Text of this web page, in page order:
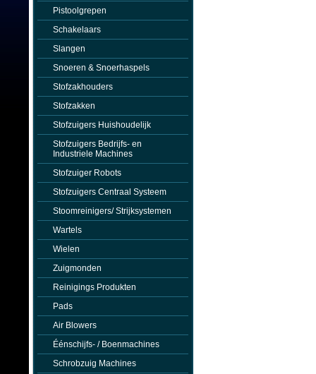
Pistoolgrepen
Schakelaars
Slangen
Snoeren & Snoerhaspels
Stofzakhouders
Stofzakken
Stofzuigers Huishoudelijk
Stofzuigers Bedrijfs- en
Industriele Machines
Stofzuiger Robots
Stofzuigers Centraal Systeem
Stoomreinigers/ Strijksystemen
Wartels
Wielen
Zuigmonden
Reinigings Produkten
Pads
Air Blowers
Éénschijfs- / Boenmachines
Schrobzuig Machines